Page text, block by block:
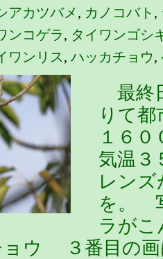
アカツバメ , カノコバト ,
ンコゲラ, タイワンゴシ
ワンリス, ハッカチョウ,
最終
りて
１６
気温３
レン
を。
ラがこ
ョウ ３番目の画